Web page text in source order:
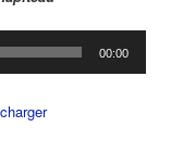
00:00